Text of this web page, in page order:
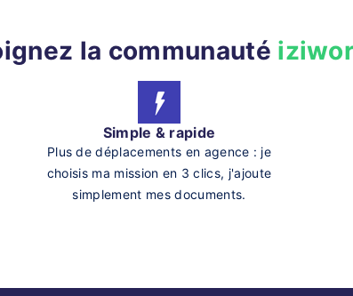
la communauté
Simple & rapide
Plus de déplacements en agence : je
choisis ma mission en 3 clics, j'ajoute
simplement mes documents.